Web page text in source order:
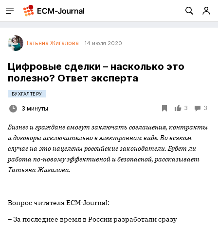
Татьяна Жигалова 14 июля 2020
Цифровые сделки – насколько это
полезно? Ответ эксперта
БУХГАЛТЕРУ
3 минуты 3 3
Бизнес и граждане смогут заключать соглашения, контракты
и договоры исключительно в электронном виде. Во всяком
случае на это нацелены российские законодатели. Будет ли
работа по-новому эффективной и безопасной, рассказывает
Татьяна Жигалова.
Вопрос читателя ECM-Journal:
– За последнее время в России разработали сразу